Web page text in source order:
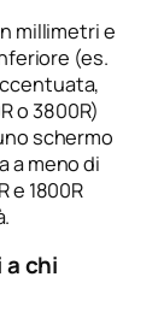
millimetri e
(es.
o 3800R)
schermo
a meno di
e 1800R
chi